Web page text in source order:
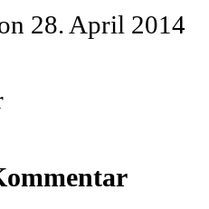
28. April 2014